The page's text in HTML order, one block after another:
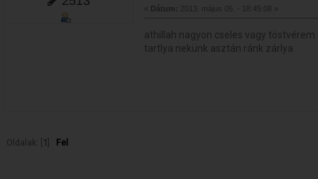
« Dátum: 2013. május 05. - 18:45:08 »
athillah nagyon cseles vagy töstvérem
tartlya nekünk asztán ránk zárlya
Oldalak: [1 Fel